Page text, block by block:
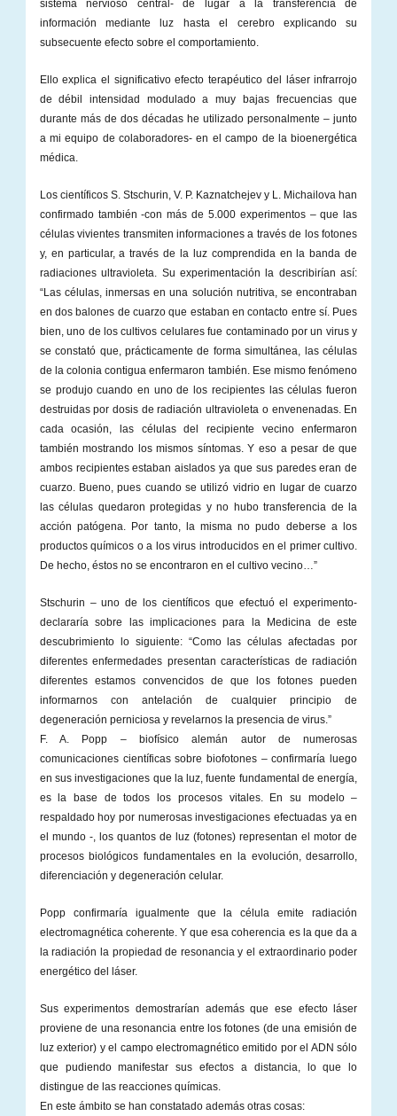
sistema nervioso central- de lugar a la transferencia de
información mediante luz hasta el cerebro explicando su
subsecuente efecto sobre el comportamiento.
Ello explica el significativo efecto terapéutico del láser infrarrojo
de débil intensidad modulado a muy bajas frecuencias que
durante más de dos décadas he utilizado personalmente – junto
a mi equipo de colaboradores- en el campo de la bioenergética
médica.
Los científicos S. Stschurin, V. P. Kaznatchejev y L. Michailova han
confirmado también -con más de 5.000 experimentos – que las
células vivientes transmiten informaciones a través de los fotones
y, en particular, a través de la luz comprendida en la banda de
radiaciones ultravioleta. Su experimentación la describirían así:
“Las células, inmersas en una solución nutritiva, se encontraban
en dos balones de cuarzo que estaban en contacto entre sí. Pues
bien, uno de los cultivos celulares fue contaminado por un virus y
se constató que, prácticamente de forma simultánea, las células
de la colonia contigua enfermaron también. Ese mismo fenómeno
se produjo cuando en uno de los recipientes las células fueron
destruidas por dosis de radiación ultravioleta o envenenadas. En
cada ocasión, las células del recipiente vecino enfermaron
también mostrando los mismos síntomas. Y eso a pesar de que
ambos recipientes estaban aislados ya que sus paredes eran de
cuarzo. Bueno, pues cuando se utilizó vidrio en lugar de cuarzo
las células quedaron protegidas y no hubo transferencia de la
acción patógena. Por tanto, la misma no pudo deberse a los
productos químicos o a los virus introducidos en el primer cultivo.
De hecho, éstos no se encontraron en el cultivo vecino…”
Stschurin – uno de los científicos que efectuó el experimento-
declararía sobre las implicaciones para la Medicina de este
descubrimiento lo siguiente: “Como las células afectadas por
diferentes enfermedades presentan características de radiación
diferentes estamos convencidos de que los fotones pueden
informarnos con antelación de cualquier principio de
degeneración perniciosa y revelarnos la presencia de virus.”
F. A. Popp – biofísico alemán autor de numerosas
comunicaciones científicas sobre biofotones – confirmaría luego
en sus investigaciones que la luz, fuente fundamental de energía,
es la base de todos los procesos vitales. En su modelo –
respaldado hoy por numerosas investigaciones efectuadas ya en
el mundo -, los quantos de luz (fotones) representan el motor de
procesos biológicos fundamentales en la evolución, desarrollo,
diferenciación y degeneración celular.
Popp confirmaría igualmente que la célula emite radiación
electromagnética coherente. Y que esa coherencia es la que da a
la radiación la propiedad de resonancia y el extraordinario poder
energético del láser.
Sus experimentos demostrarían además que ese efecto láser
proviene de una resonancia entre los fotones (de una emisión de
luz exterior) y el campo electromagnético emitido por el ADN sólo
que pudiendo manifestar sus efectos a distancia, lo que lo
distingue de las reacciones químicas.
En este ámbito se han constatado además otras cosas: